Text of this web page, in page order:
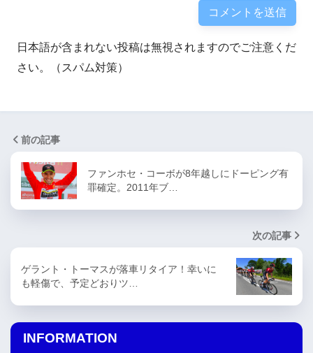
日本語が含まれない投稿は無視されますのでご注意くだ
さい。（スパム対策）
前の記事
ファンホセ・コーボが8年越しにドーピング有
罪確定。2011年ブ…
次の記事
ゲラント・トーマスが落車リタイア！幸いに
も軽傷で、予定どおりツ…
INFORMATION